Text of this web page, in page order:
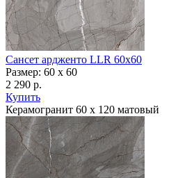
Сансет ардженто LLR 60x60
Размер: 60 x 60
2 290 р.
Купить
Керамогранит 60 х 120 матовый